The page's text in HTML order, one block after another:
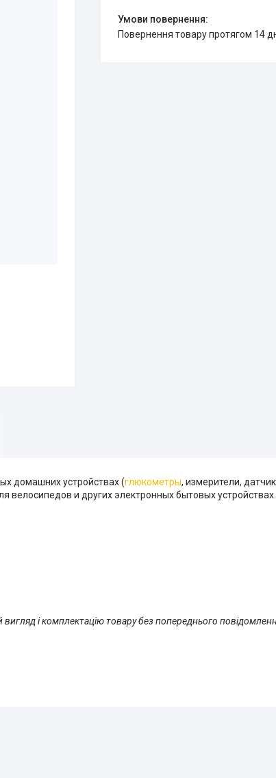
повернення товару протягом 14
домашних устройствах (глюкометры, измерители,
и других электронных бытовых устройствах.
і комплектацію товару без попереднього